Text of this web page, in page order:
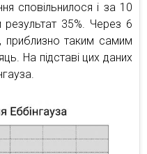
сповільнилося і за 10
35%. Через 6
приблизно таким самим
На підставі цих даних